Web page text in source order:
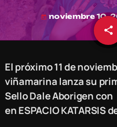
today noviembre 10,
share
email
El próximo 11 de
viñamarina lanza su
Sello Dale Aborigen
en ESPACIO KATARSIS